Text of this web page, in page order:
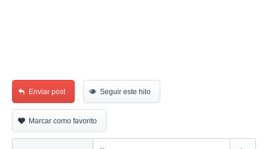
Enviar post Seguir este hilo
Marcar como favorito